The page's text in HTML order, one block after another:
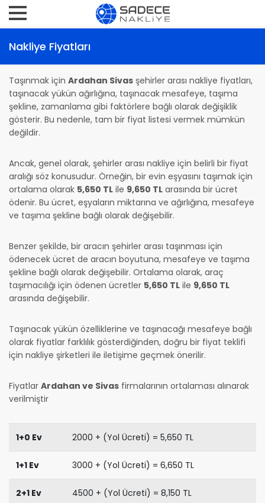
Nakliye Fiyatları
Taşınmak için Ardahan Sivas şehirler arası nakliye fiyatları,
taşınacak yükün ağırlığına, taşınacak mesafeye, taşıma
şekline, zamanlama gibi faktörlere bağlı olarak değişiklik
gösterir. Bu nedenle, tam bir fiyat listesi vermek mümkün
değildir.
Ancak, genel olarak, şehirler arası nakliye için belirli bir fiyat
aralığı söz konusudur. Örneğin, bir evin eşyasını taşımak için
ortalama olarak 5,650 TL ile 9,650 TL arasında bir ücret
ödenir. Bu ücret, eşyaların miktarına ve ağırlığına, mesafeye
ve taşıma şekline bağlı olarak değişebilir.
Benzer şekilde, bir aracın şehirler arası taşınması için
ödenecek ücret de aracın boyutuna, mesafeye ve taşıma
şekline bağlı olarak değişebilir. Ortalama olarak, araç
taşımacılığı için ödenen ücretler 5,650 TL ile 9,650 TL
arasında değişebilir.
Taşınacak yükün özelliklerine ve taşınacağı mesafeye bağlı
olarak fiyatlar farklılık gösterdiğinden, doğru bir fiyat teklifi
için nakliye şirketleri ile iletişime geçmek önerilir.
Fiyatlar Ardahan ve Sivas firmalarının ortalaması alınarak
verilmiştir
1+0 Ev 2000 + (Yol Ücreti) = 5,650 TL
1+1 Ev 3000 + (Yol Ücreti) = 6,650 TL
2+1 Ev 4500 + (Yol Ücreti) = 8,150 TL